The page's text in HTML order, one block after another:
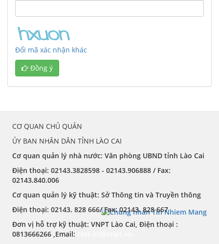
Đổi mã xác nhận khác
Đồng ý
CƠ QUAN CHỦ QUẢN
ỦY BAN NHÂN DÂN TỈNH LÀO CAI
Cơ quan quản lý nhà nước: Văn phòng UBND tỉnh Lào Cai
Điện thoại: 02143.3828598 - 02143.906888 / Fax:
02143.840.006
Cơ quan quản lý kỹ thuật: Sở Thông tin và Truyền thông
Điện thoại: 02143. 828 666/Fax:02143. 828 667
Đơn vị hỗ trợ kỹ thuật: VNPT Lào Cai, Điện thoại :
0813666266 ,Email: